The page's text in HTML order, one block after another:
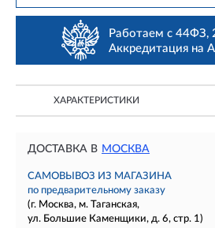
Работаем с 44ФЗ,
Аккредитация на
ХАРАКТЕРИСТИКИ
ДОСТАВКА В МОСКВА
САМОВЫВОЗ ИЗ МАГАЗИНА
по предварительному заказу
(г. Москва, м. Таганская,
ул. Большие Каменщики, д. 6, стр. 1)